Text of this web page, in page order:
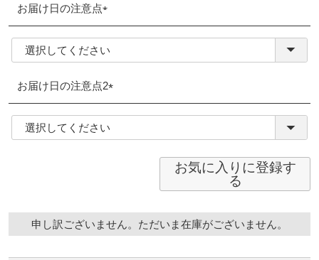
お届け日の注意点
(必
須)
お届け日の注意点2
(必
須)
お気に入りに登録す
る
申し訳ございません。ただいま在庫がございません。